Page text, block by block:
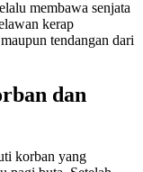
membawa senjata
kerap
tendangan dari
dan
korban yang